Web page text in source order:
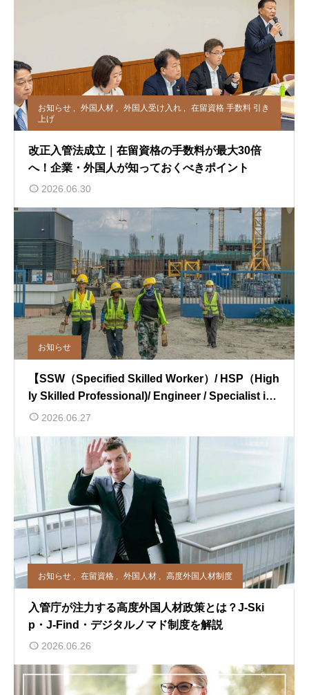
お知らせ 外国人材 外国人受け入れ
在留資格 手数料 引き
上げ
改正入管法成立｜在留資格の手数料が最大30倍
へ！企業・外国人が知っておくべきポイント
2026.06.30
お知らせ
【SSW（Specified Skilled Worker）/ HSP（High
ly Skilled Professional)/ Engineer / Specialist in
Humanities / International Services】
2026.06.27
お知らせ , 在留資格 , 外国人材 , 高度外国人材制度
入管庁が注力する高度外国人材政策とは？J-Ski
p・J-Find・デジタルノマド制度を解説
2026.06.26